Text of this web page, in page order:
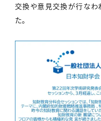
交換や意見交換が行なわ
た。